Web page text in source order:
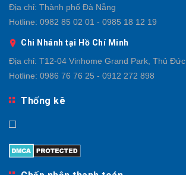
Địa chỉ: Thành phố Đà Nẵng
Hotline: 0982 85 02 01 - 0985 18 12 19
Chi Nhánh tại Hồ Chí Minh
Địa chỉ: T12-04 Vinhome Grand Park, Thủ Đức
Hotline: 0986 76 76 25 - 0912 272 898
Thống kê